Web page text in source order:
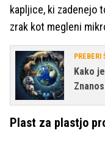
kapljice, ki zadenejo
zrak kot megleni
PREBERI
Kako
Plast za plastjo